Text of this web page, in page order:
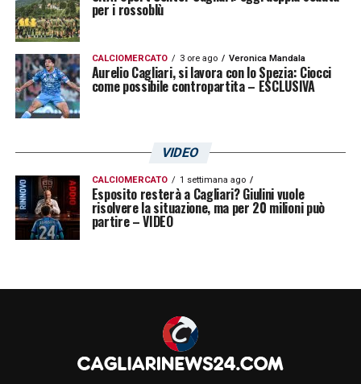
per i rossoblù
CALCIOMERCATO 3 ore ago Veronica Mandala
Aurelio Cagliari, si lavora con lo Spezia: Ciocci
come possibile contropartita – ESCLUSIVA
VIDEO
CALCIOMERCATO 1 settimana ago
Esposito resterà a Cagliari? Giulini vuole
risolvere la situazione, ma per 20 milioni può
partire – VIDEO